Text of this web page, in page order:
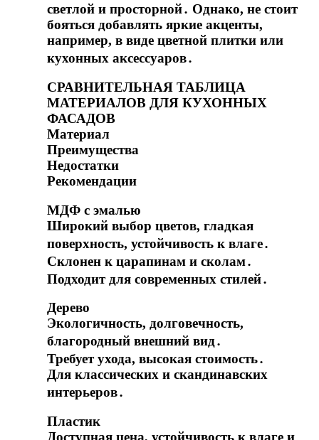
светлой и просторной․ Однако, не стоит
бояться добавлять яркие акценты,
например, в виде цветной плитки или
кухонных аксессуаров․
СРАВНИТЕЛЬНАЯ ТАБЛИЦА
МАТЕРИАЛОВ ДЛЯ КУХОННЫХ
ФАСАДОВ
Материал
Преимущества
Недостатки
Рекомендации
МДФ с эмалью
Широкий выбор цветов, гладкая
поверхность, устойчивость к влаге․
Склонен к царапинам и сколам․
Подходит для современных стилей․
Дерево
Экологичность, долговечность,
благородный внешний вид․
Требует ухода, высокая стоимость․
Для классических и скандинавских
интерьеров․
Пластик
Доступная цена, устойчивость к влаге и